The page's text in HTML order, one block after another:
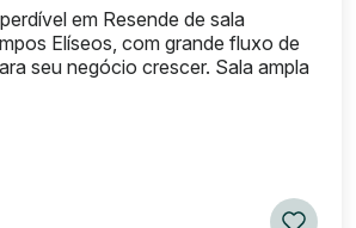
em Resende de sala
Elíseos, com grande fluxo de
seu negócio crescer. Sala ampla